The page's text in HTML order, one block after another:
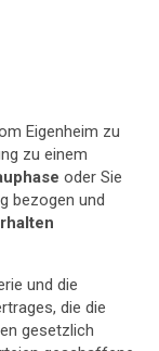
Eigenheim zu
zu einem
oder Sie
bezogen und
und die
die die
gesetzlich